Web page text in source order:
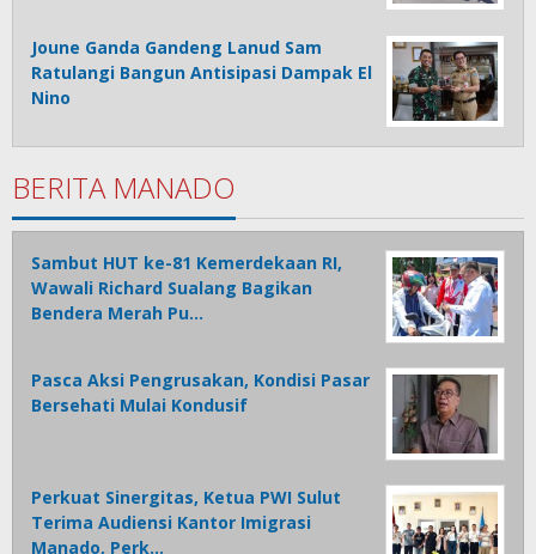
Joune Ganda Gandeng Lanud Sam
Ratulangi Bangun Antisipasi Dampak El
Nino
BERITA MANADO
Sambut HUT ke-81 Kemerdekaan RI,
Wawali Richard Sualang Bagikan
Bendera Merah Pu…
Pasca Aksi Pengrusakan, Kondisi Pasar
Bersehati Mulai Kondusif
Perkuat Sinergitas, Ketua PWI Sulut
Terima Audiensi Kantor Imigrasi
Manado, Perk…